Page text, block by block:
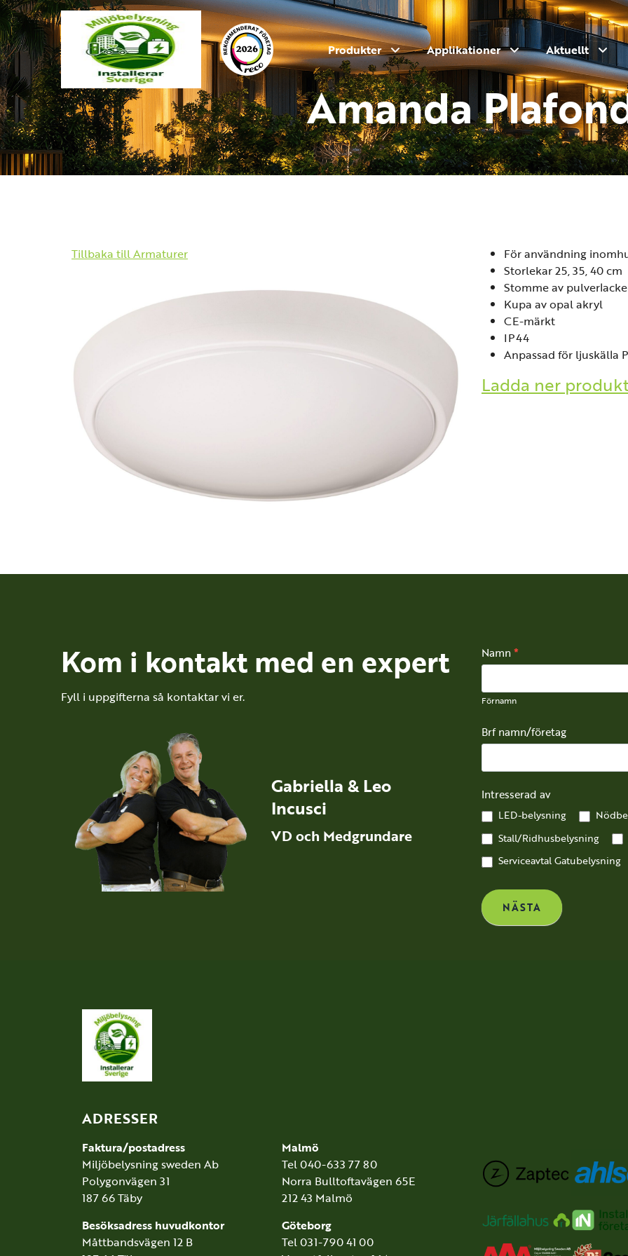
Produkter Applikationer Aktuellt
Amanda
Tillbaka till Armaturer
För användning
Storlekar 25, 35, 40 cm
Stomme av
Kupa av opal akryl
CE-märkt
IP44
Anpassad för ljuskälla
Ladda ner
Kom i kontakt med en expert
Fyll i uppgifterna så kontaktar vi er.
Gabriella & Leo
Incusci
VD och Medgrundare
Kontakt
Namn *
Förnamn
Brf namn/företag
Intresserad av
LED-belysning
Stall/Ridhusbelysning
Serviceavtal Gatubelysning
NÄSTA
ADRESSER
Faktura/postadress
Miljöbelysning sweden Ab
Polygonvägen 31
187 66 Täby
Besöksadress huvudkontor
Måttbandsvägen 12 B
Malmö
Tel 040-633 77 80
Norra Bulltoftavägen 65E
212 43 Malmö
Göteborg
Tel 031-790 41 00